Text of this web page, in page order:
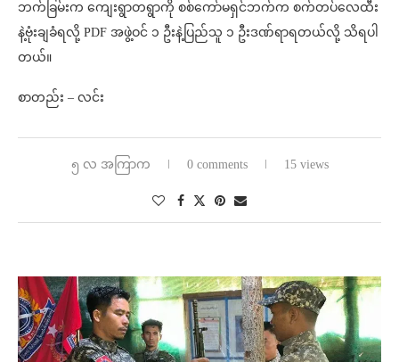
ဘက်ခြမ်းက ကျေးရွာတရွာကို စစ်ကော်မရှင်ဘက်က စက်တပ်လေထီး
နဲ့ဗုံးချခံရလို့ PDF အဖွဲ့ဝင် ၁ ဦးနဲ့ပြည်သူ ၁ ဦးဒဏ်ရာရတယ်လို့ သိရပါ
တယ်။
စာတည်း – လင်း
၅ လ အကြာက 0 comments 15 views